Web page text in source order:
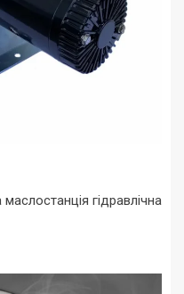
гідравлічна